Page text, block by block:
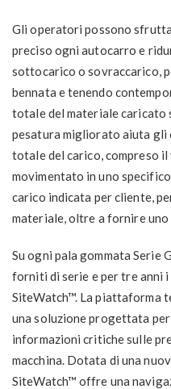
Gli operatori possono
preciso ogni autocarro e
sottocarico o sovraccarico,
bennata e tenendo
totale del materiale caricato
pesatura migliorato aiuta gli
totale del carico, compreso
movimentato in uno
carico indicata per cliente,
materiale, oltre a fornire
Su ogni pala gommata Serie
forniti di serie e per tre anni i
SiteWatch™. La piattaforma
una soluzione progettata
informazioni critiche sulle
macchina. Dotata di una
SiteWatch™ offre una